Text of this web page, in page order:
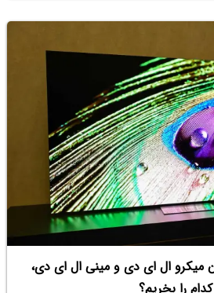
میکرو ال ای دی و مینی ال ای دی،
کدام را بخریم؟